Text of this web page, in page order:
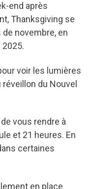
end après
Thanksgiving se
novembre, en
2025.
voir les lumières
du Nouvel
vous rendre à
et 21 heures. En
certaines
en place